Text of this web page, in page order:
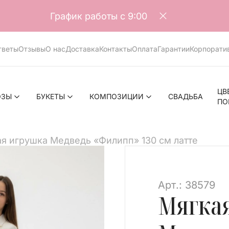
График работы с 9:00
ОтзывыО насДоставкаКонтактыОплатаГарантии
БУКЕТЫ КОМПОЗИЦИИ СВАДЬБА
игрушка Медведь «Филипп» 130 см латте
Арт.: 38579